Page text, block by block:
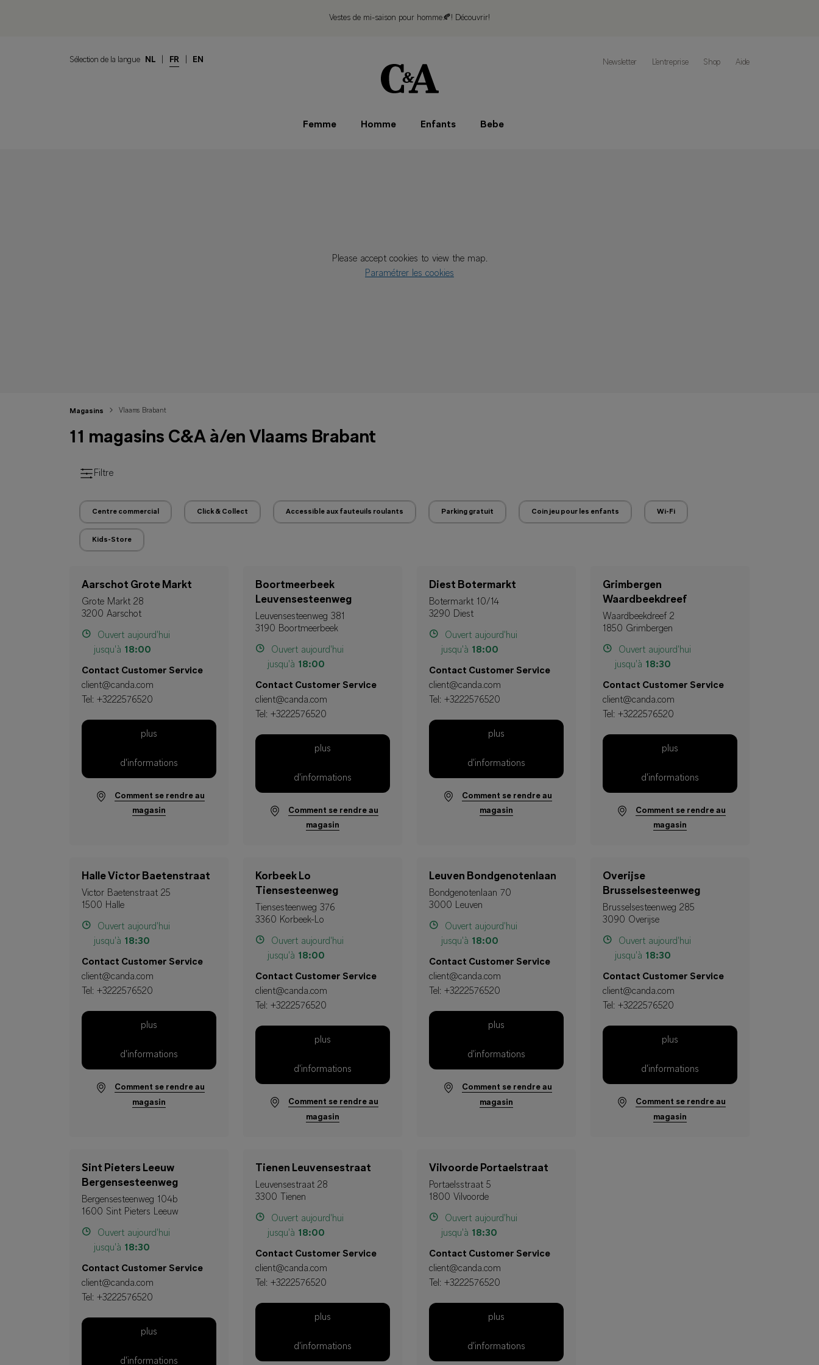
Vestes de mi-saison pour homme🍂! Découvrir!
Sélection de la langue NL FR EN Newsletter L’entreprise Shop Aide
Femme Homme Enfants Bebe
Please accept cookies to view the map.
Paramétrer les cookies
Magasins Vlaams Brabant
11 magasins C&A à/en Vlaams Brabant
Filtre
Centre commercial Click & Collect Accessible aux fauteuils roulants Parking gratuit Coin jeu pour les enfants Wi-Fi
Kids-Store
Aarschot Grote Markt
Grote Markt 28
3200 Aarschot
Ouvert aujourd'hui
jusqu'à 18:00
Contact Customer Service
client@canda.com
Tel: +3222576520
plus
d'informations
Comment se rendre au
magasin
Boortmeerbeek
Leuvensesteenweg
Leuvensesteenweg 381
3190 Boortmeerbeek
Ouvert aujourd'hui
jusqu'à 18:00
Contact Customer Service
client@canda.com
Tel: +3222576520
plus
d'informations
Comment se rendre au
magasin
Diest Botermarkt
Botermarkt 10/14
3290 Diest
Ouvert aujourd'hui
jusqu'à 18:00
Contact Customer Service
client@canda.com
Tel: +3222576520
plus
d'informations
Comment se rendre au
magasin
Grimbergen
Waardbeekdreef
Waardbeekdreef 2
1850 Grimbergen
Ouvert aujourd'hui
jusqu'à 18:30
Contact Customer Service
client@canda.com
Tel: +3222576520
plus
d'informations
Comment se rendre au
magasin
Halle Victor Baetenstraat
Victor Baetenstraat 25
1500 Halle
Ouvert aujourd'hui
jusqu'à 18:30
Contact Customer Service
client@canda.com
Tel: +3222576520
plus
d'informations
Comment se rendre au
magasin
Korbeek Lo
Tiensesteenweg
Tiensesteenweg 376
3360 Korbeek-Lo
Ouvert aujourd'hui
jusqu'à 18:00
Contact Customer Service
client@canda.com
Tel: +3222576520
plus
d'informations
Comment se rendre au
magasin
Leuven Bondgenotenlaan
Bondgenotenlaan 70
3000 Leuven
Ouvert aujourd'hui
jusqu'à 18:00
Contact Customer Service
client@canda.com
Tel: +3222576520
plus
d'informations
Comment se rendre au
magasin
Overijse
Brusselsesteenweg
Brusselsesteenweg 285
3090 Overijse
Ouvert aujourd'hui
jusqu'à 18:30
Contact Customer Service
client@canda.com
Tel: +3222576520
plus
d'informations
Comment se rendre au
magasin
Sint Pieters Leeuw
Bergensesteenweg
Bergensesteenweg 104b
1600 Sint Pieters Leeuw
Ouvert aujourd'hui
jusqu'à 18:30
Contact Customer Service
client@canda.com
Tel: +3222576520
plus
d'informations
Tienen Leuvensestraat
Leuvensestraat 28
3300 Tienen
Ouvert aujourd'hui
jusqu'à 18:00
Contact Customer Service
client@canda.com
Tel: +3222576520
plus
d'informations
Vilvoorde Portaelstraat
Portaelsstraat 5
1800 Vilvoorde
Ouvert aujourd'hui
jusqu'à 18:30
Contact Customer Service
client@canda.com
Tel: +3222576520
plus
d'informations